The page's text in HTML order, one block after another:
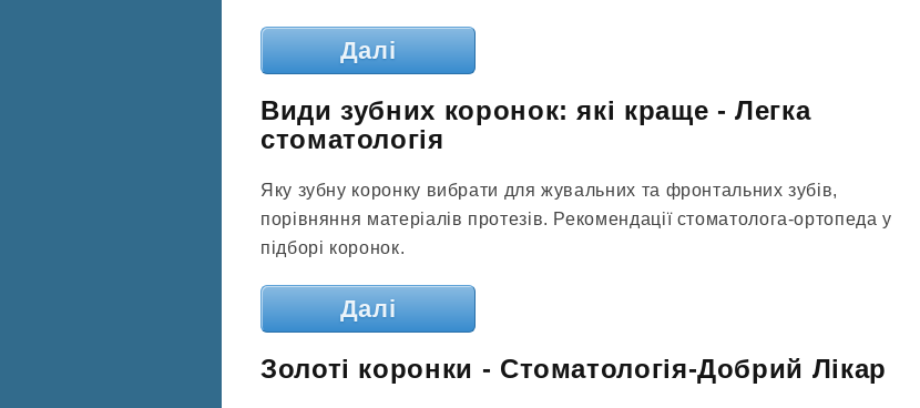
Далі
Види зубних коронок: які краще - Легка
стоматологія
Яку зубну коронку вибрати для жувальних та фронтальних зубів,
порівняння матеріалів протезів. Рекомендації стоматолога-ортопеда у
підборі коронок.
Далі
Золоті коронки - Стоматологія-Добрий Лікар